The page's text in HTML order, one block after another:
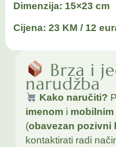
Dimenzija: 15×23 cm
Cijena: 23 KM / 12
Brza i
narudžba
Kako naručiti?
imenom i
(obavezan pozivni
kontaktirati radi